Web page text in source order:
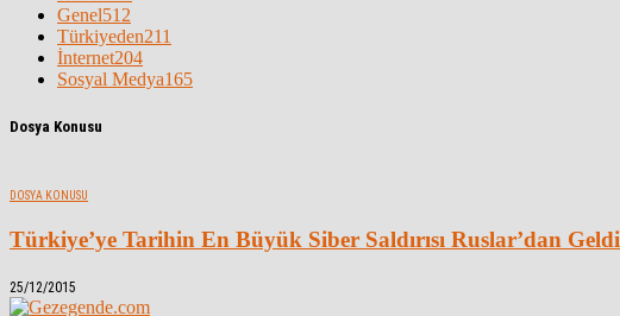
Genel512
Türkiyeden211
İnternet204
Sosyal Medya165
Dosya Konusu
DOSYA KONUSU
Türkiye’ye Tarihin En Büyük Siber Saldırısı Ruslar’dan Geldi
25/12/2015